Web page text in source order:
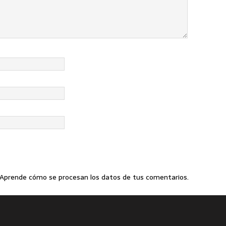
Aprende cómo se procesan los datos de tus comentarios.